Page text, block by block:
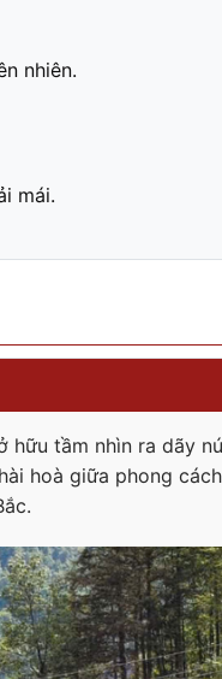
nhiên.
mái.
hữu tầm nhìn ra dãy
hoà giữa phong